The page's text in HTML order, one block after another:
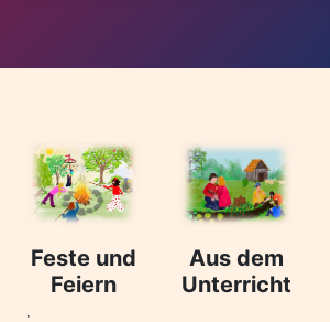
Feste und
Feiern
Aus dem
Unterricht